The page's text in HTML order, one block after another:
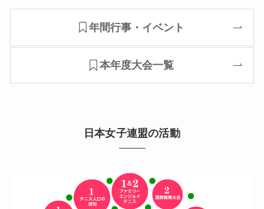
年間行事・イベント
本年度大会一覧
日本女子連盟の活動